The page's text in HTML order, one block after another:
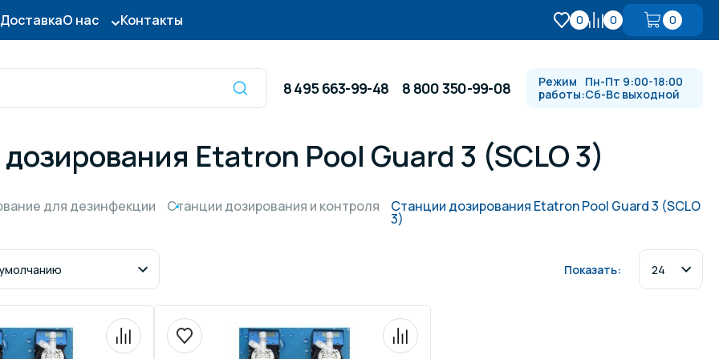
ДоставкаО нас Контакты 0 0 0
для бассейна
Оборудование для
Противотоки и гидромассажи
Готовые бассейны и купели
для бассейна
Водопады, водяные пушки и
покрытия Химия для бассейнов
8 495 663-99-48 8 800 350-99-08
Режим
работы:
Пн-Пт 9:00-18:00
Сб-Вс выходной
Etatron Pool Guard 3 (SCLO 3)
для дезинфекции Станции дозирования и контроля Станции дозирования Etatron Pool Guard 3 (SCLO
3)
Показать: